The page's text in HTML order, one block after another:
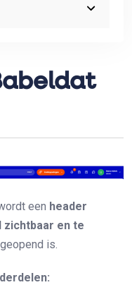
een header
zichtbaar en te
is.